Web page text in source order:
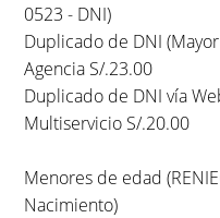
0523 - DNI)
Duplicado de DNI
Agencia S/.23.00
Duplicado de DNI vía
Multiservicio S/.20.00
Menores de edad
Nacimiento)